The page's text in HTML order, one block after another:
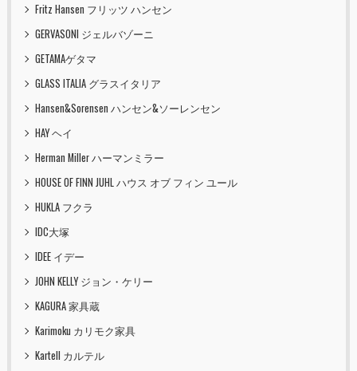
Fritz Hansen フリッツ ハンセン
GERVASONI ジェルバゾーニ
GETAMAゲタマ
GLASS ITALIA グラスイタリア
Hansen&Sorensen ハンセン&ソーレンセン
HAY ヘイ
Herman Miller ハーマンミラー
HOUSE OF FINN JUHL ハウス オブ フィン ユール
HUKLA フクラ
IDC大塚
IDEE イデー
JOHN KELLY ジョン・ケリー
KAGURA 家具蔵
Karimoku カリモク家具
Kartell カルテル